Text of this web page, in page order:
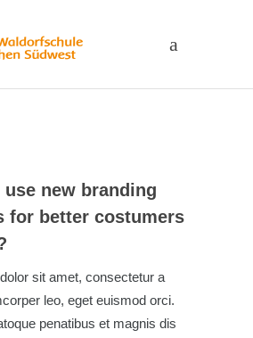
use new branding
for better costumers
sit amet, consectetur a
leo, eget euismod orci.
penatibus et magnis dis